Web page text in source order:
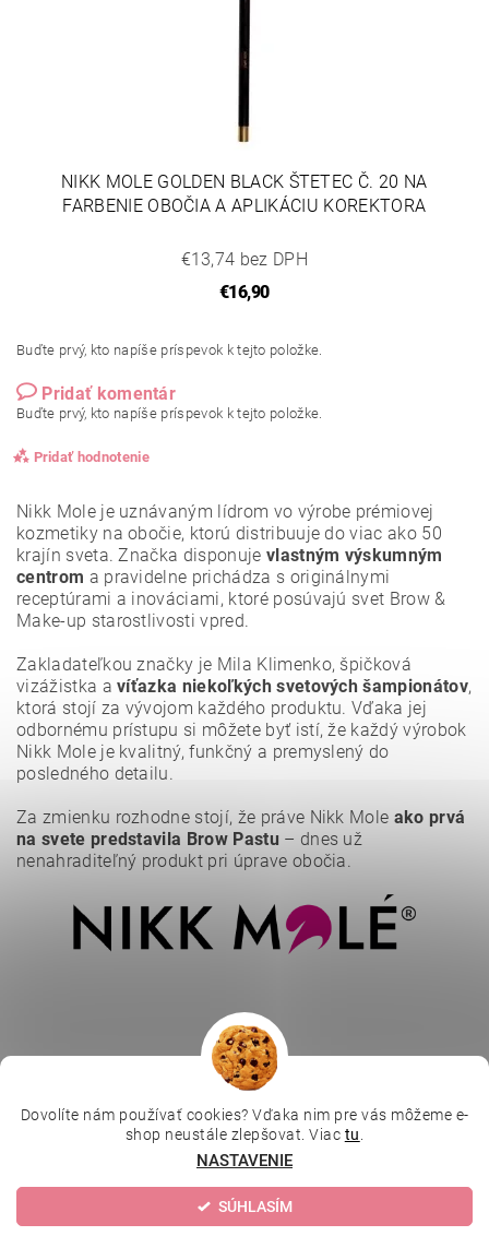
NIKK MOLE GOLDEN BLACK ŠTETEC Č. 20 NA
FARBENIE OBOČIA A APLIKÁCIU KOREKTORA
€13,74 bez DPH
€16,90
Buďte prvý, kto napíše príspevok k tejto položke.
Pridať komentár
Buďte prvý, kto napíše príspevok k tejto položke.
Pridať hodnotenie
osobných údajov.
Nikk Mole je uznávaným lídrom vo výrobe prémiovej
kozmetiky na obočie, ktorú distribuuje do viac ako 50
krajín sveta. Značka disponuje vlastným výskumným
centrom a pravidelne prichádza s originálnymi
receptúrami a inováciami, ktoré posúvajú svet Brow &
Make-up starostlivosti vpred.
Zakladateľkou značky je Mila Klimenko, špičková
vizážistka avíťazka niekoľkých svetových šampionátov,
ktorá stojí za vývojom každého produktu. Vďaka jej
odbornému prístupu si môžete byť istí, že každý výrobok
Nikk Mole je kvalitný, funkčný a premyslený do
posledného detailu.
Za zmienku rozhodne stojí, že práve Nikk Mole ako prvá
na svete predstavila Brow Pastu– dnes už
nenahraditeľný produkt pri úprave obočia.
Depilujeme.cz | Kosmetická škola | Online kosmetické kurzy |
MikroArt | Ella Baché
2026 © Kozmetický obchod, všetky práva vyhradenéUpraviť nastavenie cookies
Dovolíte nám používať cookies? Vďaka nim pre vás môžeme e-
shop neustále zlepšovat. Viac tu
NASTAVENIE
SÚHLASÍM